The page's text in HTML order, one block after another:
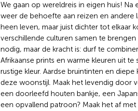
We gaan op wereldreis in eigen huis!
weer de behoefte aan reizen en andere
heen leven, maar juist dichter tot elkaar
verschillende culturen samen te
nodig, maar de kracht is: durf te
Afrikaanse prints en warme kleuren uit
rustige kleur. Aardse bruintinten en
deze woonstijl. Maak het levendig door
een doorleefd houten bankje, een
een opvallend patroon? Maak het af